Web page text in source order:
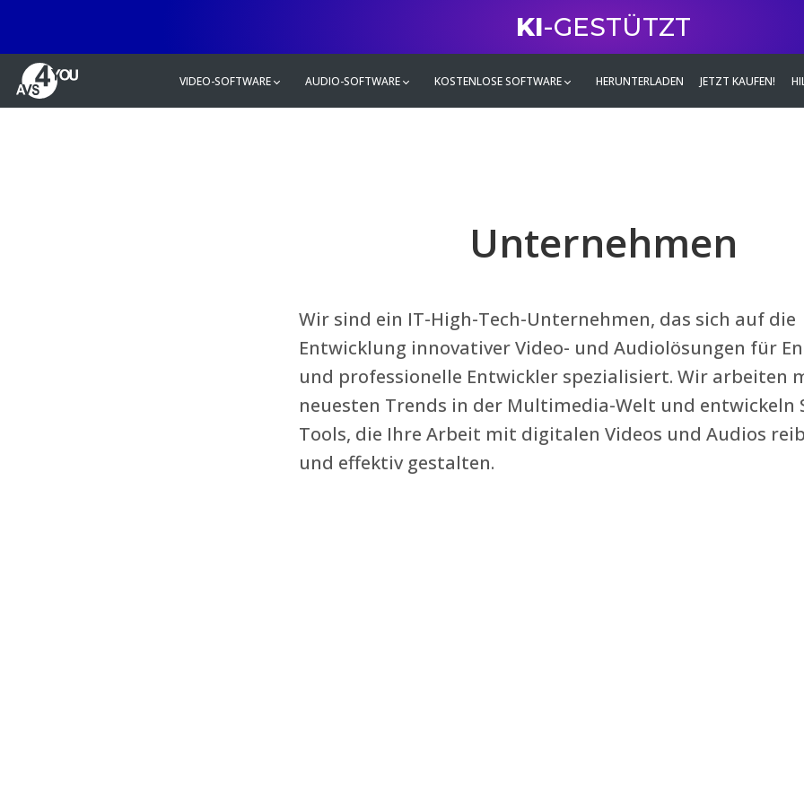
KI-GESTÜTZT
VIDEO-SOFTWARE AUDIO-SOFTWARE KOSTENLOSE SOFTWARE HERUNTERLADEN JETZT KAUFEN!
Unternehmen
Wir sind ein IT-High-Tech-Unternehmen, das sich auf die
Entwicklung innovativer Video- und Audiolösungen für
und professionelle Entwickler spezialisiert. Wir arbeiten
neuesten Trends in der Multimedia-Welt und entwickeln
Tools, die Ihre Arbeit mit digitalen Videos und Audios
und effektiv gestalten.